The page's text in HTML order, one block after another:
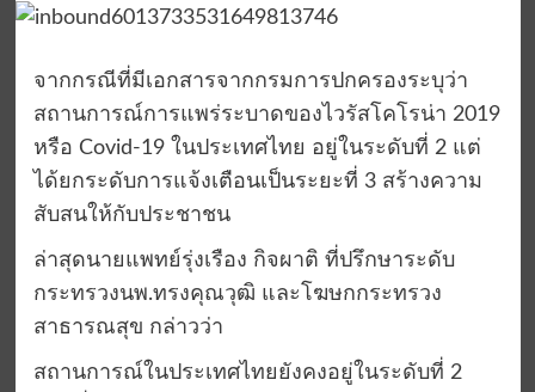
จากกรณีที่มีเอกสารจากกรมการปกครองระบุว่า
สถานการณ์การแพร่ระบาดของไวรัสโคโรน่า 2019
หรือ Covid-19 ในประเทศไทย อยู่ในระดับที่ 2 แต่
ได้ยกระดับการแจ้งเตือนเป็นระยะที่ 3 สร้างความ
สับสนให้กับประชาชน
ล่าสุดนายแพทย์รุ่งเรือง กิจผาติ ที่ปรึกษาระดับ
กระทรวงนพ.ทรงคุณวุฒิ และโฆษกกระทรวง
สาธารณสุข กล่าวว่า
สถานการณ์ในประเทศไทยยังคงอยู่ในระดับที่ 2